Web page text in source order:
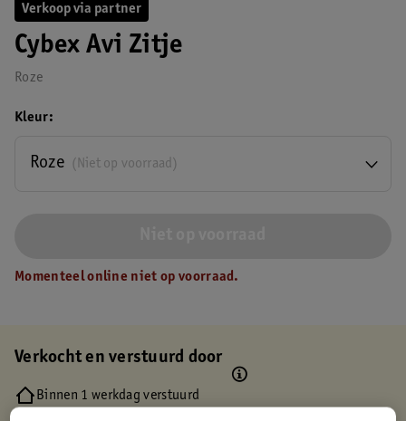
Verkoop via partner
Cybex Avi Zitje
Roze
Kleur
(Niet op voorraad)
Roze
Momenteel online niet op voorraad.
Verkocht en verstuurd door
Binnen 1 werkdag verstuurd